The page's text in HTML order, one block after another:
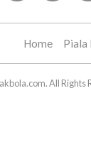
Home Piala
All